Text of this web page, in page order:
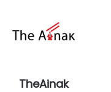
TheAinak